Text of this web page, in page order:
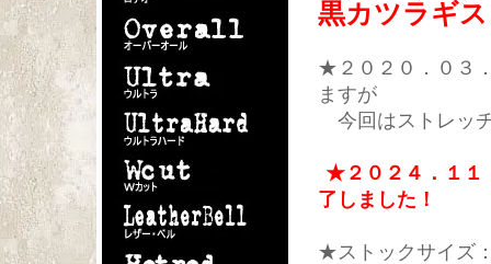
黒カツラギス
★２０２０．０３
ますが
今回はストレッ
★２０２４．１１
了しました！
★ストックサイズ